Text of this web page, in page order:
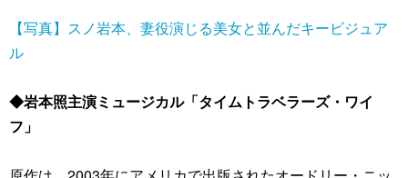
【写真】スノ岩本、妻役演じる美女と並んだキービジュア
ル
◆岩本照主演ミュージカル「タイムトラベラーズ・ワイ
フ」